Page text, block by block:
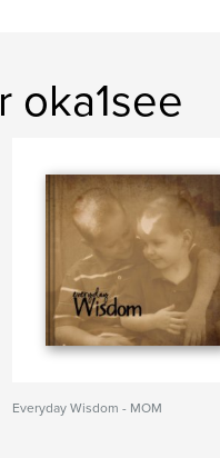
oka1see
Everyday Wisdom - MOM